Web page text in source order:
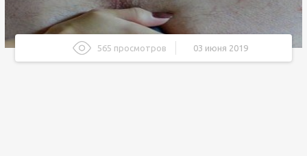
565 просмотров 03 июня 2019